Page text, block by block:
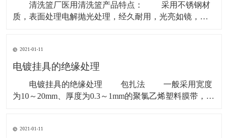
清洗篮厂医用清洗篮产品特点： 采用不锈钢材
质，表面处理电解抛光处理，经久耐用，光亮如镜，不
全使用。 网格化设计利于水或蒸汽的穿透，保证清
洗和灭菌效果。多个网筐可堆叠放置。 医用清洗篮
2021-01-11
电镀挂具的绝缘处理
电镀挂具的绝缘处理 包扎法 一般采用宽度
为10～20mm、厚度为0.3～1mm的聚氯乙烯塑料膜带，在
一层的接缝，最后用金属丝扎紧。在挂钩上也可用尺寸
2021-01-11